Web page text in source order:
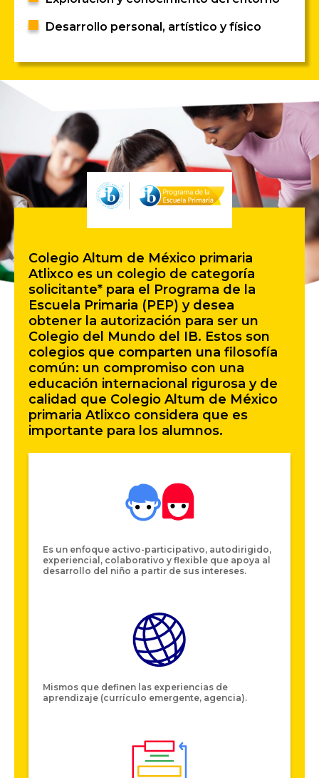
Desarrollo personal, artístico y físico
Colegio Altum de México primaria
Atlixco es un colegio de categoría
solicitante* para el Programa de la
Escuela Primaria (PEP) y desea
obtener la autorización para ser un
Colegio del Mundo del IB. Estos son
colegios que comparten una filosofía
común: un compromiso con una
educación internacional rigurosa y de
calidad que Colegio Altum de México
primaria Atlixco considera que es
importante para los alumnos.
Es un enfoque activo-participativo, autodirigido,
experiencial, colaborativo y flexible que apoya al
desarrollo del niño a partir de sus intereses.
Mismos que definen las experiencias de
aprendizaje (currículo emergente, agencia).